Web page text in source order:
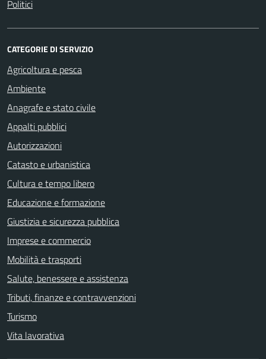
Politici
CATEGORIE DI SERVIZIO
Agricoltura e pesca
Ambiente
Anagrafe e stato civile
Appalti pubblici
Autorizzazioni
Catasto e urbanistica
Cultura e tempo libero
Educazione e formazione
Giustizia e sicurezza pubblica
Imprese e commercio
Mobilità e trasporti
Salute, benessere e assistenza
Tributi, finanze e contravvenzioni
Turismo
Vita lavorativa